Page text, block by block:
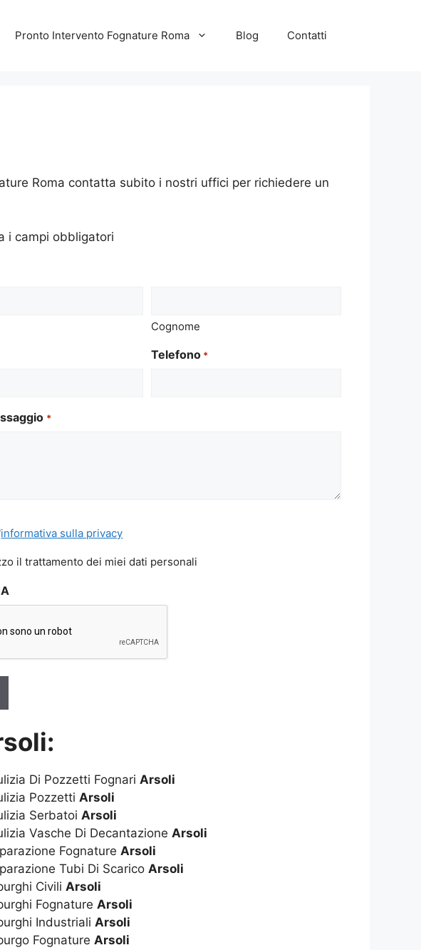
Pronto Intervento Fognature Roma Blog Contatti
Roma contatta subito i nostri uffici per richiedere un
i campi obbligatori
Cognome
Telefono *
*
informativa sulla privacy
il trattamento dei miei dati personali
Di Pozzetti FognariArsoli
PozzettiArsoli
SerbatoiArsoli
Vasche Di DecantazioneArsoli
FognatureArsoli
Tubi Di ScaricoArsoli
CiviliArsoli
FognatureArsoli
IndustrialiArsoli
FognatureArsoli